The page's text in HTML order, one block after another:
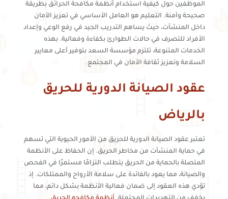
الموظفين حول كيفية استخدام أنظمة مكافحة الحرائق بطريقة
صحيحة وآمنة. التعليم هو العامل الأساسي في تعزيز الأمان
داخل المنشآت، حيث يساهم التدريب الجيد في رفع الوعي وإعداد
الأفراد للتصرف في حالات الطوارئ بكفاءة وفعالية. بهذه
الخدمات المتنوعة، تلتزم مؤسسة السعد بتوفير أعلى معايير
السلامة وتعزيز ثقافة الأمان في المجتمع.
عقود الصيانة الدورية للحريق
بالرياض
تعتبر عقود الصيانة الدورية للحريق من الأمور الحيوية التي تسهم
في حماية المنشآت من مخاطر الحريق. إن الحفاظ على الأنظمة
المتصلة بالحماية من الحريق يتطلب التزامًا مستمرًا في الفحص
والصيانة، مما يعود بالفائدة على سلامة الأرواح والممتلكات. إذ
تؤدي هذه العقود إلى ضمان فعالية الأنظمة بشكل دائم، مما